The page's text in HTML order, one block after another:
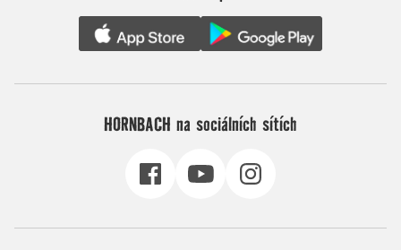
HORNBACH na sociálních sítích